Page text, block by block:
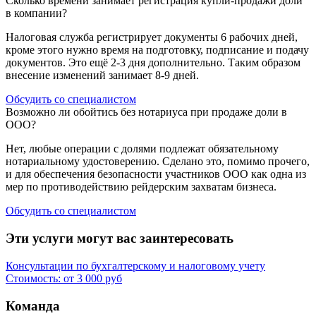
в компании?
Налоговая служба регистрирует документы 6 рабочих дней,
кроме этого нужно время на подготовку, подписание и подачу
документов. Это ещё 2-3 дня дополнительно. Таким образом
внесение изменений занимает 8-9 дней.
Обсудить со специалистом
Возможно ли обойтись без нотариуса при продаже доли в
ООО?
Нет, любые операции с долями подлежат обязательному
нотариальному удостоверению. Сделано это, помимо прочего,
и для обеспечения безопасности участников ООО как одна из
мер по противодействию рейдерским захватам бизнеса.
Обсудить со специалистом
Эти услуги могут вас заинтересовать
Консультации по бухгалтерскому и налоговому учету
Стоимость: от 3 000 руб
Команда